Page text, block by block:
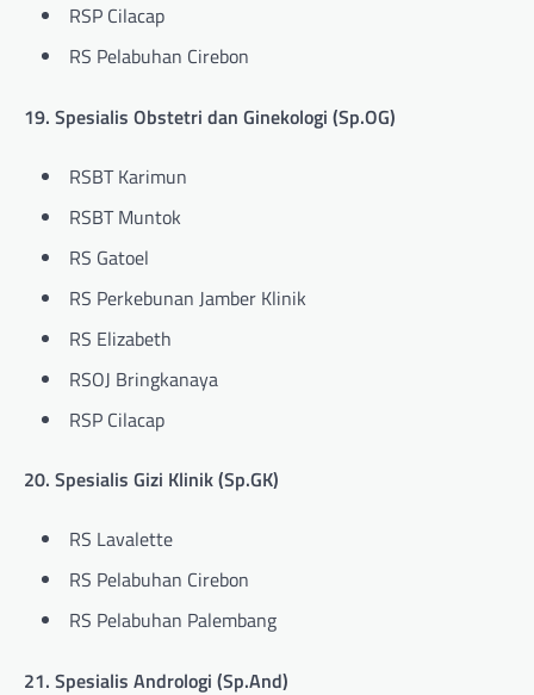
RSP Cilacap
RS Pelabuhan Cirebon
19. Spesialis Obstetri dan Ginekologi (Sp.OG)
RSBT Karimun
RSBT Muntok
RS Gatoel
RS Perkebunan Jamber Klinik
RS Elizabeth
RSOJ Bringkanaya
RSP Cilacap
20. Spesialis Gizi Klinik (Sp.GK)
RS Lavalette
RS Pelabuhan Cirebon
RS Pelabuhan Palembang
21. Spesialis Andrologi (Sp.And)